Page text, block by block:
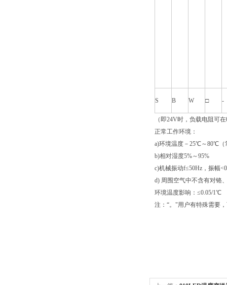
S B W □ -
（即24V时，负载电阻可
正常工作环境：
a)环境温度－25℃～80℃
b)相对湿度5%～95%
c)机械振动f≤50Hz，振幅
d) 周围空气中不含有对铬
环境温度影响：≤0.05/1℃
注：“。"用户有特殊需要